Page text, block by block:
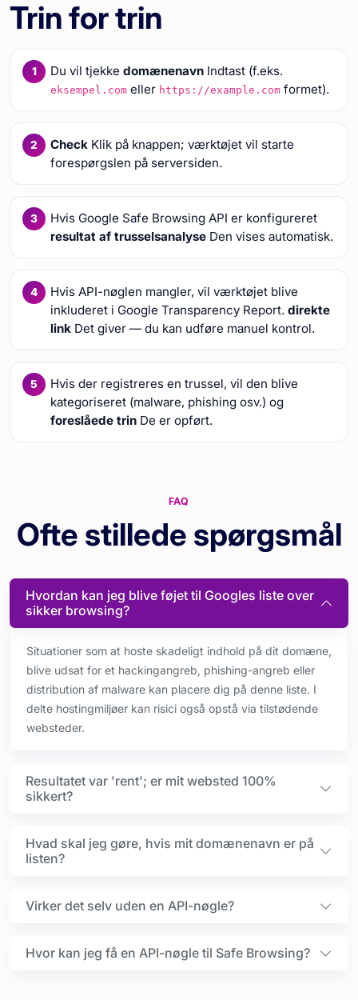
Trin for trin
Du vil tjekke domænenavnIndtast (f.eks.
eksempel.comeller https://example.comformet).
CheckKlik på knappen; værktøjet vil starte
forespørgslen på serversiden.
Hvis Google Safe Browsing API er konfigureret
resultat af trusselsanalyseDen vises automatisk.
Hvis API-nøglen mangler, vil værktøjet blive
inkluderet i Google Transparency Report. direkte
linkDet giver — du kan udføre manuel kontrol.
Hvis der registreres en trussel, vil den blive
kategoriseret (malware, phishing osv.) og
foreslåede trinDe er opført.
FAQ
Ofte stillede spørgsmål
Hvordan kan jeg blive føjet til Googles liste over
sikker browsing?
Situationer som at hoste skadeligt indhold på dit domæne,
blive udsat for et hackingangreb, phishing-angreb eller
distribution af malware kan placere dig på denne liste. I
delte hostingmiljøer kan risici også opstå via tilstødende
websteder.
Resultatet var 'rent'; er mit websted 100%
sikkert?
Hvad skal jeg gøre, hvis mit domænenavn er på
listen?
Virker det selv uden en API-nøgle?
Hvor kan jeg få en API-nøgle til Safe Browsing?